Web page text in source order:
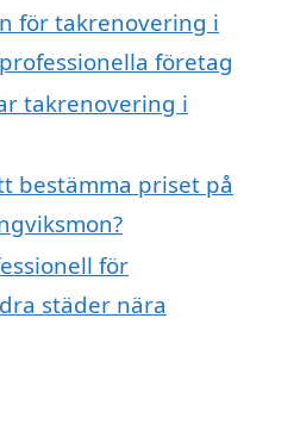
för takrenovering i
företag
takrenovering i
bestämma priset på
för
städer nära